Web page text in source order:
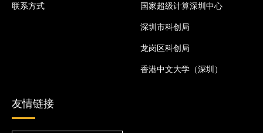
联系方式
国家超级计算深圳中心
深圳市科创局
龙岗区科创局
香港中文大学（深圳）
友情链接